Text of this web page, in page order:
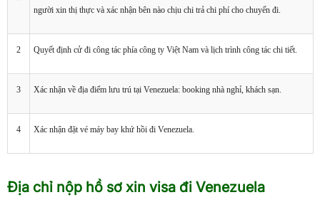
người xin thị thực và xác nhận bên nào chịu chi trả chi phí cho chuyến đi.
2 Quyết định cử đi công tác phía công ty Việt Nam và lịch trình công tác chi tiết.
3 Xác nhận về địa điểm lưu trú tại Venezuela: booking nhà nghỉ, khách sạn.
4 Xác nhận đặt vé máy bay khứ hồi đi Venezuela.
Địa chỉ nộp hồ sơ xin visa đi Venezuela